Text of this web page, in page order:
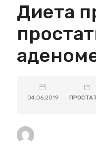
Диета
04.06.2019